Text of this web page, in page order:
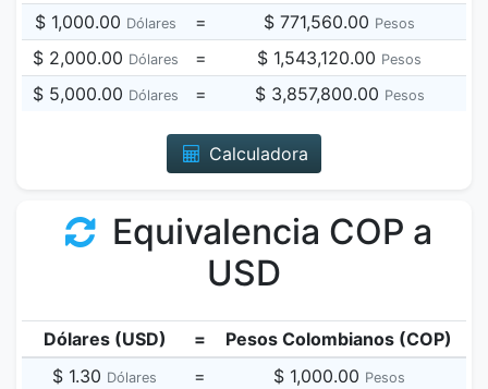
$ 1,000.00 Dólares = $ 771,560.00 Pesos
$ 2,000.00 Dólares = $ 1,543,120.00 Pesos
$ 5,000.00 Dólares = $ 3,857,800.00 Pesos
Calculadora
Equivalencia COP a
USD
Dólares (USD) =
Pesos Colombianos (COP)
$ 1.30 Dólares = $ 1,000.00 Pesos